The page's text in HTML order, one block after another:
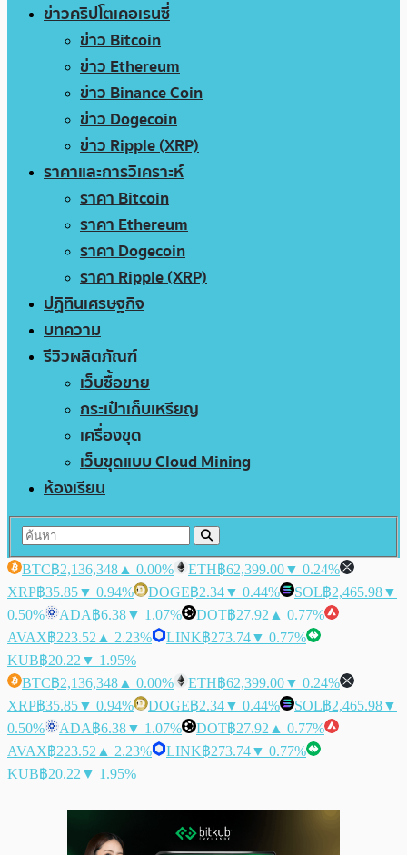
ข่าวคริปโตเคอเรนซี่
ข่าว Bitcoin
ข่าว Ethereum
ข่าว Binance Coin
ข่าว Dogecoin
ข่าว Ripple (XRP)
ราคาและการวิเคราะห์
ราคา Bitcoin
ราคา Ethereum
ราคา Dogecoin
ราคา Ripple (XRP)
ปฏิทินเศรษฐกิจ
บทความ
รีวิวผลิตภัณฑ์
เว็บซื้อขาย
กระเป๋าเก็บเหรียญ
เครื่องขุด
เว็บขุดแบบ Cloud Mining
ห้องเรียน
BTC฿2,136,348 ▲ 0.00% ETH฿62,399.00▼ 0.24%
XRP฿35.85▼ 0.94% DOGE฿2.34▼ 0.44% SOL฿2,465.98▼
0.50%
ADA฿6.38▼ 1.07% DOT฿27.92 ▲ 0.77%
AVAX฿223.52 ▲ 2.23% LINK฿273.74▼ 0.77%
KUB฿20.22 ▼ 1.95%
BTC฿2,136,348 ▲ 0.00% ETH฿62,399.00▼ 0.24%
XRP฿35.85▼ 0.94% DOGE฿2.34▼ 0.44% SOL฿2,465.98▼
0.50%
ADA฿6.38▼ 1.07% DOT฿27.92 ▲ 0.77%
AVAX฿223.52 ▲ 2.23% LINK฿273.74▼ 0.77%
KUB฿20.22 ▼ 1.95%